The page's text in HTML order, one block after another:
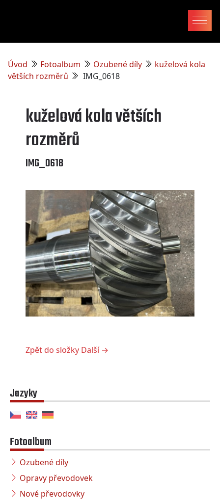
Úvod Fotoalbum Ozubené díly
kuželová kola
větších rozměrů
IMG_0618
kuželová kola větších
rozměrů
IMG_0618
Zpět do složky Další →
Jazyky
Fotoalbum
Ozubené díly
Opravy převodovek
Nové převodovky